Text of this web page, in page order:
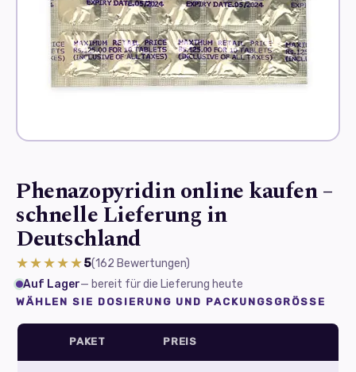
Phenazopyridin online kaufen –
schnelle Lieferung in
Deutschland
★★★★★5(162 Bewertungen)
Auf Lager— bereit für die Lieferung heute
WÄHLEN SIE DOSIERUNG UND PACKUNGSGRÖSSE
PAKET PREIS